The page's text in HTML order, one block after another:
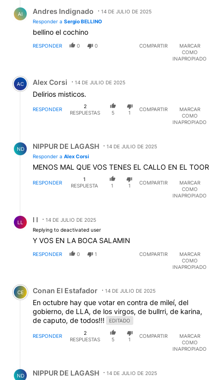
AI Andres Indignado
14 DE JULIO DE 2025
Responder a Sergio BELLINO
bellino el cochino
RESPONDER 0 0 COMPARTIR
MARCAR
COMO
INAPROPIADO
Comentario de Alex Corsi.
AC Alex Corsi 14 DE JULIO DE 2025
Delirios misticos.
RESPONDER
2
RESPUESTAS
5 1
COMPARTIR
MARCAR
COMO
INAPROPIADO
ND NIPPUR DE LAGASH
14 DE JULIO DE 2025
Responder a Alex Corsi
MENOS MAL QUE VOS TENES EL CALLO EN EL TOOR
RESPONDER
1
RESPUESTA
1 1
COMPARTIR
MARCAR
COMO
INAPROPIADO
LL l l
14 DE JULIO DE 2025
Replying to deactivated user
Y VOS EN LA BOCA SALAMIN
RESPONDER 0 1 COMPARTIR
MARCAR
COMO
INAPROPIADO
Comentario de Conan El Estafador.
CE Conan El Estafador 14 DE JULIO DE 2025
En octubre hay que votar en contra de mileí, del
gobierno, de LLA, de los virgos, de bullrri, de karina,
de caputo, de todos!!!
EDITADO
RESPONDER
2
RESPUESTAS
5 1
COMPARTIR
MARCAR
COMO
INAPROPIADO
ND NIPPUR DE LAGASH 14 DE JULIO DE 2025